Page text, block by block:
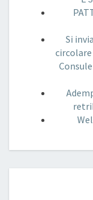
Si